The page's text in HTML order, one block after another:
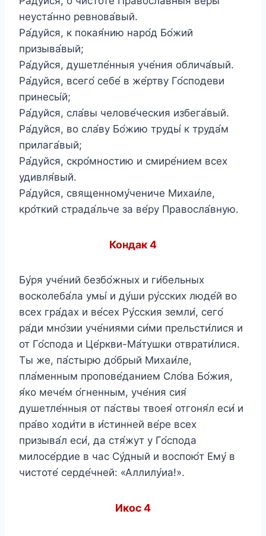
неуста́нно ревнова́вый.
Ра́дуйся, к покая́нию наро́д Бо́жий
призыва́вый;
Ра́дуйся, душетле́нныя уче́ния облича́вый.
Ра́дуйся, всего́ себе́ в же́ртву Го́сподеви
принесы́й;
Ра́дуйся, сла́вы челове́ческия избега́вый.
Ра́дуйся, во сла́ву Бо́жию труды́ к труда́м
прилага́вый;
Ра́дуйся, скро́мностию и смире́нием всех
удивля́вый.
Ра́дуйся, священному́чениче Михаи́ле,
кро́ткий страда́льче за ве́ру Правосла́вную.
Кондак 4
Бу́ря уче́ний безбо́жных и ги́бельных
восколеба́ла умы́ и ду́ши ру́сских люде́й во
всех гра́дах и ве́сех Ру́сския земли́, сего́
ра́ди мно́зии уче́ниями си́ми прельсти́лися и
от Го́спода и Це́ркви-Ма́тушки отврати́лися.
Ты же, па́стырю до́брый Михаи́ле,
пла́менным пропове́данием Сло́ва Бо́жия,
я́ко мече́м о́гненным, уче́ния сия́
душетле́нныя от па́ствы твоея́ отгоня́л еси́ и
пра́во ходи́ти в и́стинней ве́ре всех
призыва́л еси́, да стя́жут у Го́спода
милосе́рдие в час Су́дный и воспою́т Ему́ в
чистоте́ серде́чней: «Аллилу́иа!».
Икос 4